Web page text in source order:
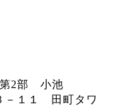
第2部 小池
－１１ 田町タワ